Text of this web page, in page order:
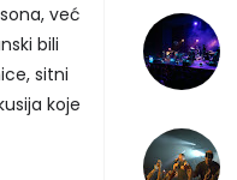
već
bili
sitni
koje